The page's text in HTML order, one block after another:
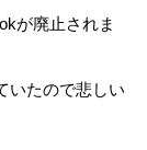
が廃止されま
いたので悲しい